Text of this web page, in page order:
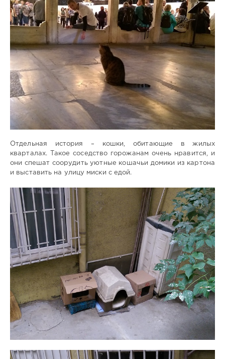
Отдельная история – кошки, обитающие в жилых
кварталах. Такое соседство горожанам очень нравится, и
они спешат соорудить уютные кошачьи домики из картона
и выставить на улицу миски с едой.